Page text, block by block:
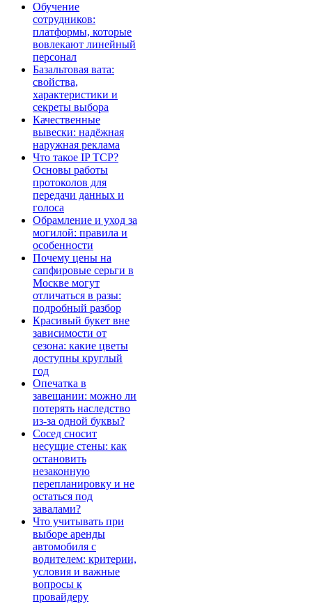
Обучение
сотрудников:
платформы, которые
вовлекают линейный
персонал
Базальтовая вата:
свойства,
характеристики и
секреты выбора
Качественные
вывески: надёжная
наружная реклама
Что такое IP TCP?
Основы работы
протоколов для
передачи данных и
голоса
Обрамление и уход за
могилой: правила и
особенности
Почему цены на
сапфировые серьги в
Москве могут
отличаться в разы:
подробный разбор
Красивый букет вне
зависимости от
сезона: какие цветы
доступны круглый
год
Опечатка в
завещании: можно ли
потерять наследство
из-за одной буквы?
Сосед сносит
несущие стены: как
остановить
незаконную
перепланировку и не
остаться под
завалами?
Что учитывать при
выборе аренды
автомобиля с
водителем: критерии,
условия и важные
вопросы к
провайдеру